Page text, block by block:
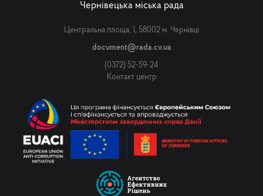
Чернівецька міська рада
Центральна площа, 1, 58002 м. Чернівці
document@rada.cv.ua
(0372) 52-59-24
Контакт центр